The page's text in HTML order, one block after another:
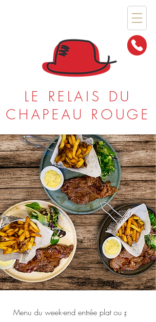
LE RELAIS DU
CHAPEAU ROUGE
Menu du week-end entrée plat ou plat